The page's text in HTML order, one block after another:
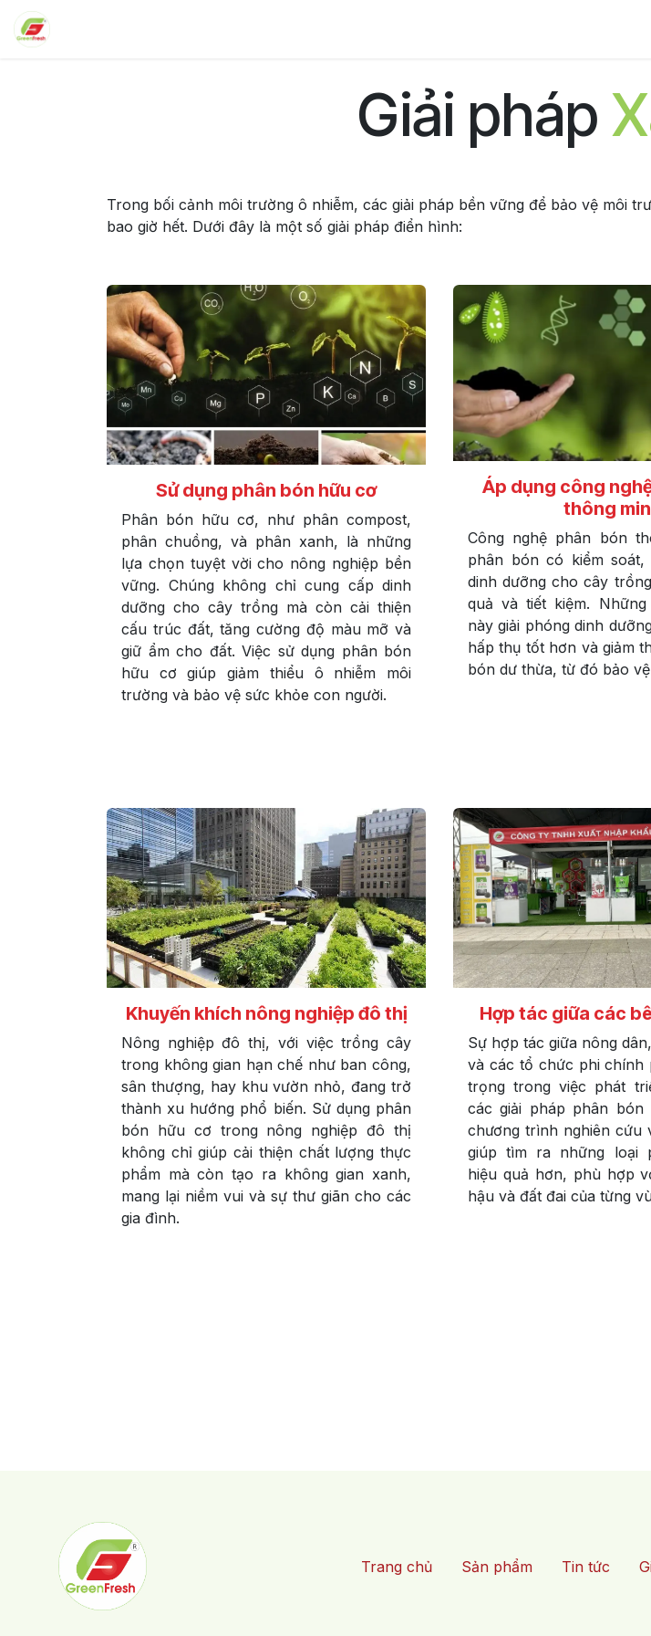
Bỏ qua để đến Nội dung
Giải pháp
Trong bối cảnh môi trường ô nhiễm, các giải pháp bền vững để bảo vệ môi
bao giờ hết. Dưới đây là một số giải pháp điển hình:
Sử dụng phân bón hữu cơ
Phân bón hữu cơ, như phân compost,
phân chuồng, và phân xanh, là những
lựa chọn tuyệt vời cho nông nghiệp bền
vững. Chúng không chỉ cung cấp dinh
dưỡng cho cây trồng mà còn cải thiện
cấu trúc đất, tăng cường độ màu mỡ và
giữ ẩm cho đất. Việc sử dụng phân bón
hữu cơ giúp giảm thiểu ô nhiễm môi
trường và bảo vệ sức khỏe con người.
Áp dụng công
thông
Công nghệ phân bón
phân bón có kiểm
dinh dưỡng cho cây
quả và tiết kiệm.
này giải phóng dinh
hấp thụ tốt hơn và giảm
bón dư thừa, từ đó bảo
Khuyến khích nông nghiệp đô thị
Nông nghiệp đô thị, với việc trồng cây
trong không gian hạn chế như ban công,
sân thượng, hay khu vườn nhỏ, đang trở
thành xu hướng phổ biến. Sử dụng phân
bón hữu cơ trong nông nghiệp đô thị
không chỉ giúp cải thiện chất lượng thực
phẩm mà còn tạo ra không gian xanh,
mang lại niềm vui và sự thư giãn cho các
gia đình.
Hợp tác giữa các
Sự hợp tác giữa nông
và các tổ chức phi chính
trọng trong việc phát
các giải pháp phân bón
chương trình nghiên cứu
giúp tìm ra những loại
hiệu quả hơn, phù hợp
hậu và đất đai của từng
Trang chủ Sản phẩm Tin tức